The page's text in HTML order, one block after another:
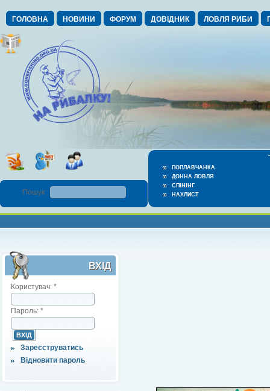
ГОЛОВНА НОВИНИ ФОРУМ ДОВІДНИК ЛОВЛЯ РИБИ
ПОПЛАВЧАНКА
ДОННА ЛОВЛЯ
СПІНІНГ
НАХЛИСТ
Пошук :
ВХІД
Користувач: *
Пароль: *
Зареєструватись
Відновити пароль